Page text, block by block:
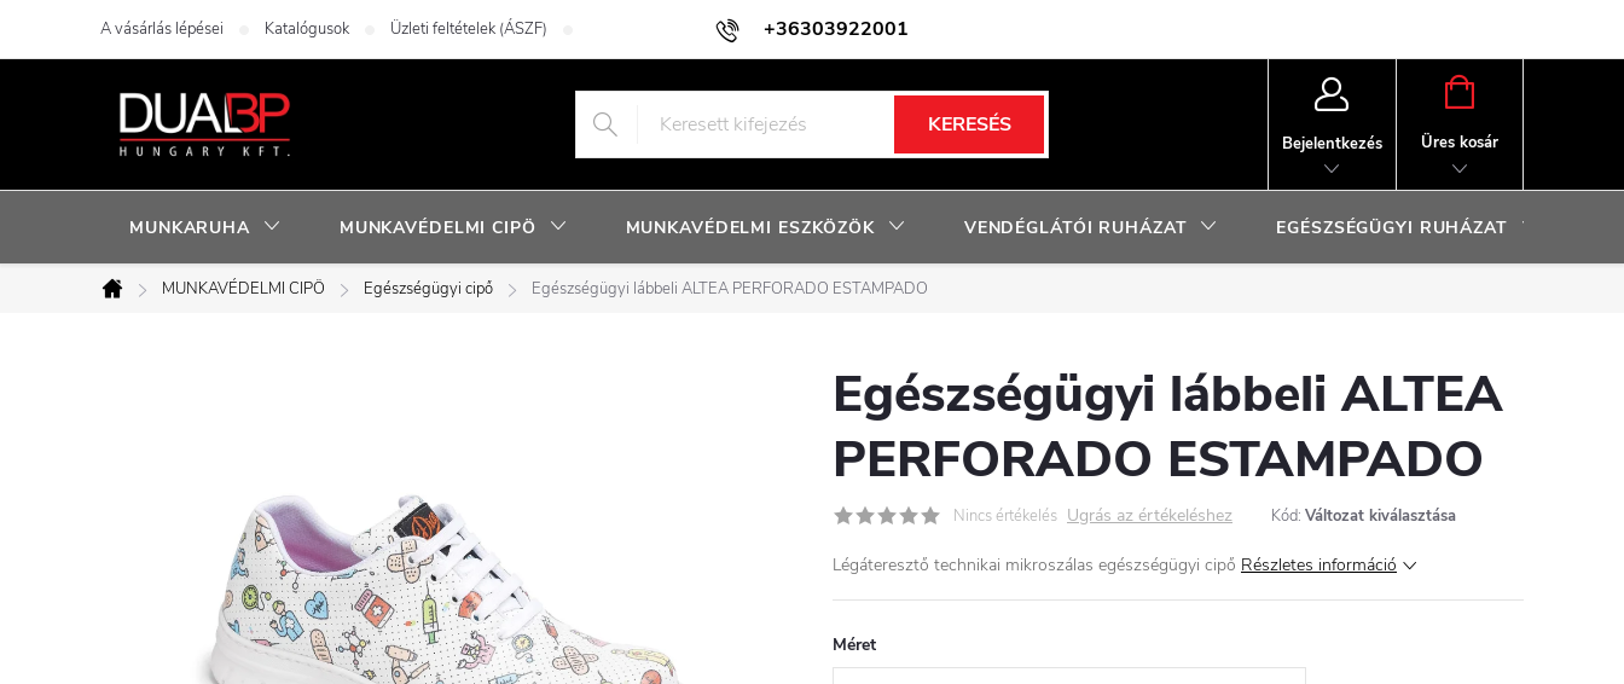
+36303922001
A vásárlás lépései Katalógusok Üzleti feltételek (ÁSZF) Adatkezelési tájékoztató Facebook nyereményjáték szabályzat
KERESÉS
Bejelentkezés
KOSÁR
Üres kosár
MUNKARUHA MUNKAVÉDELMI CIPÖ MUNKAVÉDELMI ESZKÖZÖK VENDÉGLÁTÓI RUHÁZAT EGÉSZSÉGÜGYI RUHÁZAT
Kezdőlap
MUNKAVÉDELMI CIPÖ Egészségügyi cipő Egészségügyi lábbeli ALTEA PERFORADO ESTAMPADO
Egészségügyi lábbeli ALTEA
PERFORADO ESTAMPADO
Nincs értékelés Ugrás az értékeléshez Kód: Változat kiválasztása
Légáteresztő technikai mikroszálas egészségügyi cipő Részletes információ
Méret